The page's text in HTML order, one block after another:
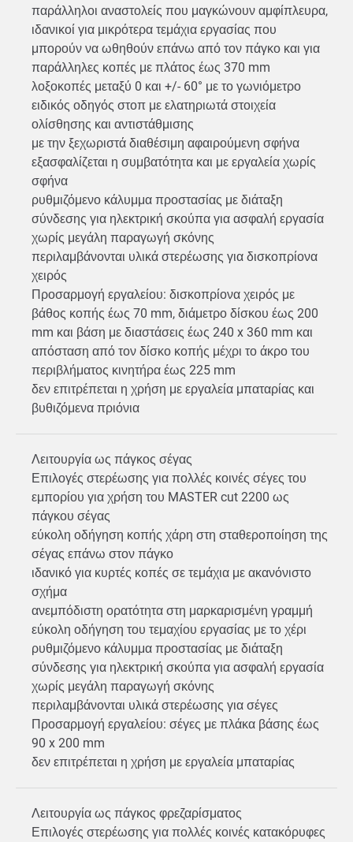
παράλληλοι αναστολείς που μαγκώνουν αμφίπλευρα,
ιδανικοί για μικρότερα τεμάχια εργασίας που
μπορούν να ωθηθούν επάνω από τον πάγκο και για
παράλληλες κοπές με πλάτος έως 370 mm
λοξοκοπές μεταξύ 0 και +/- 60° με το γωνιόμετρο
ειδικός οδηγός στοπ με ελατηριωτά στοιχεία
ολίσθησης και αντιστάθμισης
με την ξεχωριστά διαθέσιμη αφαιρούμενη σφήνα
εξασφαλίζεται η συμβατότητα και με εργαλεία χωρίς
σφήνα
ρυθμιζόμενο κάλυμμα προστασίας με διάταξη
σύνδεσης για ηλεκτρική σκούπα για ασφαλή εργασία
χωρίς μεγάλη παραγωγή σκόνης
περιλαμβάνονται υλικά στερέωσης για δισκοπρίονα
χειρός
Προσαρμογή εργαλείου: δισκοπρίονα χειρός με
βάθος κοπής έως 70 mm, διάμετρο δίσκου έως 200
mm και βάση με διαστάσεις έως 240 x 360 mm και
απόσταση από τον δίσκο κοπής μέχρι το άκρο του
περιβλήματος κινητήρα έως 225 mm
δεν επιτρέπεται η χρήση με εργαλεία μπαταρίας και
βυθιζόμενα πριόνια
Λειτουργία ως πάγκος σέγας
Επιλογές στερέωσης για πολλές κοινές σέγες του
εμπορίου για χρήση του MASTER cut 2200 ως
πάγκου σέγας
εύκολη οδήγηση κοπής χάρη στη σταθεροποίηση της
σέγας επάνω στον πάγκο
ιδανικό για κυρτές κοπές σε τεμάχια με ακανόνιστο
σχήμα
ανεμπόδιστη ορατότητα στη μαρκαρισμένη γραμμή
εύκολη οδήγηση του τεμαχίου εργασίας με το χέρι
ρυθμιζόμενο κάλυμμα προστασίας με διάταξη
σύνδεσης για ηλεκτρική σκούπα για ασφαλή εργασία
χωρίς μεγάλη παραγωγή σκόνης
περιλαμβάνονται υλικά στερέωσης για σέγες
Προσαρμογή εργαλείου: σέγες με πλάκα βάσης έως
90 x 200 mm
δεν επιτρέπεται η χρήση με εργαλεία μπαταρίας
Λειτουργία ως πάγκος φρεζαρίσματος
Επιλογές στερέωσης για πολλές κοινές κατακόρυφες